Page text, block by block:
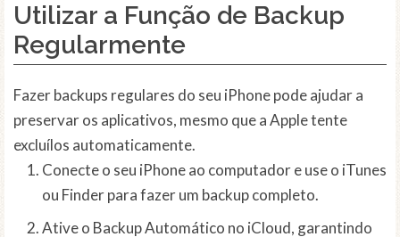
Utilizar a Função de Backup
Regularmente
Fazer backups regulares do seu iPhone pode ajudar a
preservar os aplicativos, mesmo que a Apple tente
excluílos automaticamente.
Conecte o seu iPhone ao computador e use o iTunes
ou Finder para fazer um backup completo.
Ative o Backup Automático no iCloud, garantindo